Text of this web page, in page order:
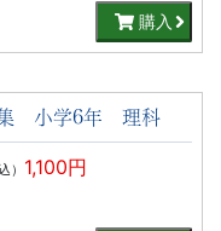
購入
集 小学6年 理科
） 1,100円